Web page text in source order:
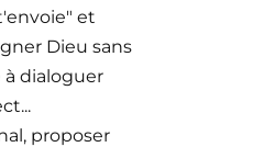
et
Dieu sans
dialoguer
proposer